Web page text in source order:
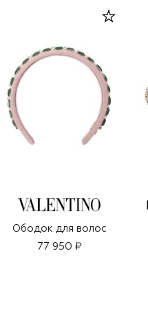
Ободок для волос
77 950 ₽